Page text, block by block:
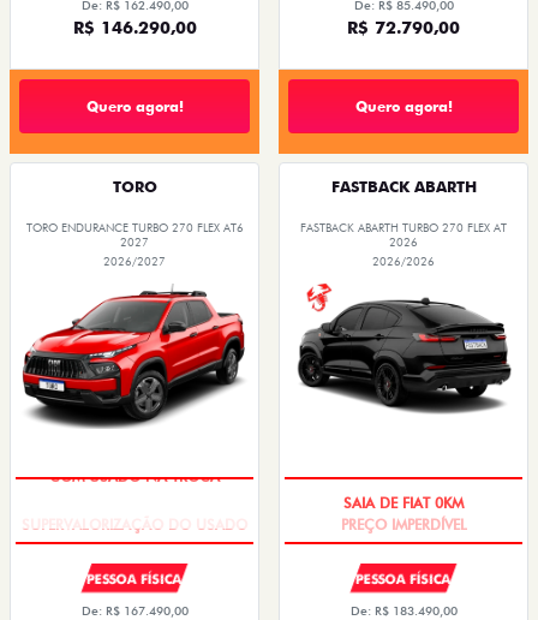
De: R$ 162.490,00
R$ 146.290,00
Quero agora!
De: R$ 85.490,00
R$ 72.790,00
Quero agora!
TORO
TORO ENDURANCE TURBO 270 FLEX AT6
2027
2026/2027
PESSOA FÍSICA
De: R$ 167.490,00
FASTBACK ABARTH
FASTBACK ABARTH TURBO 270 FLEX AT
2026
2026/2026
PESSOA FÍSICA
De: R$ 183.490,00